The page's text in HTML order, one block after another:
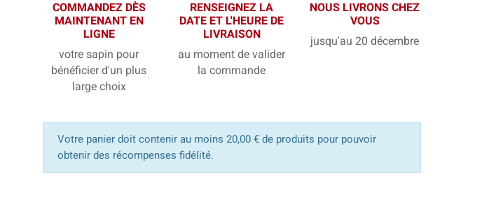
COMMANDEZ DÈS
MAINTENANT EN
LIGNE
votre sapin pour
bénéficier d'un plus
large choix
RENSEIGNEZ LA
DATE ET L'HEURE DE
LIVRAISON
au moment de valider
la commande
NOUS LIVRONS CHEZ
VOUS
jusqu'au 20 décembre
Votre panier doit contenir au moins 20,00 € de produits pour pouvoir
obtenir des récompenses fidélité.